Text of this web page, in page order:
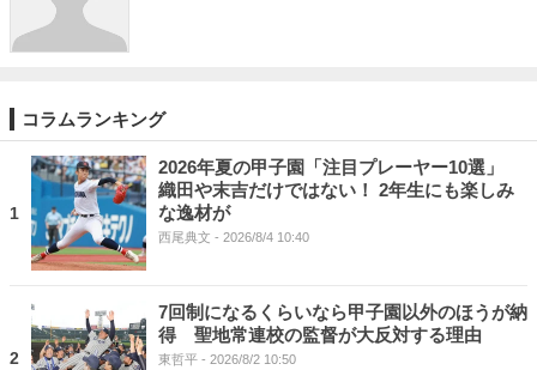
コラムランキング
1
2026年夏の甲子園「注目プレーヤー10選」
織田や末吉だけではない！ 2年生にも楽しみ
な逸材が
西尾典文 - 2026/8/4 10:40
2
7回制になるくらいなら甲子園以外のほうが納
得 聖地常連校の監督が大反対する理由
東哲平 - 2026/8/2 10:50